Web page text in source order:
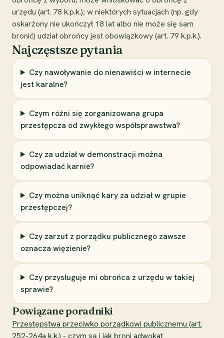
urzędu (art. 78 k.p.k.); w niektórych sytuacjach (np. gdy
oskarżony nie ukończył 18 lat albo nie może się sam
bronić) udział obrońcy jest obowiązkowy (art. 79 k.p.k.).
Najczęstsze pytania
Czy nawoływanie do nienawiści w internecie
jest karalne?
Czym różni się zorganizowana grupa
przestępcza od zwykłego współsprawstwa?
Czy za udział w demonstracji można
odpowiadać karnie?
Czy można uniknąć kary za udział w grupie
przestępczej?
Czy zarzut z porządku publicznego zawsze
oznacza więzienie?
Czy przysługuje mi obrońca z urzędu w takiej
sprawie?
Powiązane poradniki
Przestępstwa przeciwko porządkowi publicznemu (art.
252-264a k.k.) - czym są i jak broni adwokat